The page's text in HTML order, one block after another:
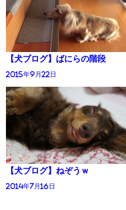
【犬ブログ】ばにらの階段
2015年9月22日
【犬ブログ】ねぞうｗ
2014年7月16日